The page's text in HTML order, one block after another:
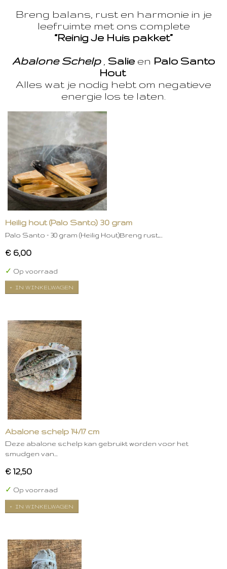
Breng balans, rust en harmonie in je
leefruimte met ons complete
“Reinig Je Huis pakket”
Abalone Schelp, Salie en Palo Santo
Hout
Alles wat je nodig hebt om negatieve
energie los te laten.
Heilig hout (Palo Santo) 30 gram
Palo Santo – 30 gram (Heilig Hout)Breng rust,…
€ 6,00
✓ Op voorraad
IN WINKELWAGEN
Abalone schelp 14/17 cm
Deze abalone schelp kan gebruikt worden voor het
smudgen van…
€ 12,50
✓ Op voorraad
IN WINKELWAGEN